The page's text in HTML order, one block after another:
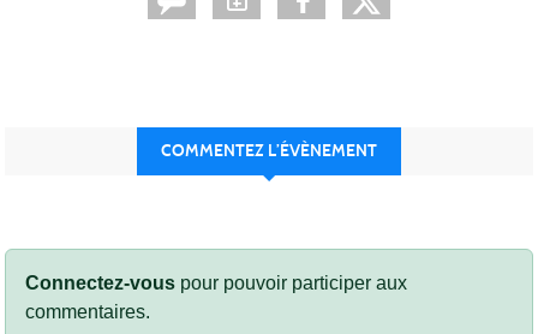
COMMENTEZ L’ÉVÈNEMENT
Connectez-vous pour pouvoir participer aux
commentaires.